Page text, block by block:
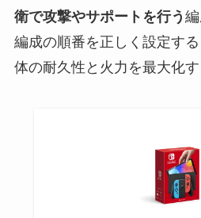
衛で攻撃やサポートを行う
編成の順番を正しく設定す
体の耐久性と火力を最大化す